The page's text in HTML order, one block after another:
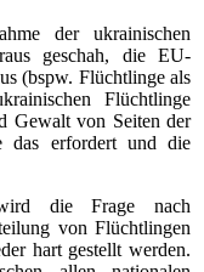
der ukrainischen
geschah, die EU-
(bspw. Flüchtlinge als
Flüchtlinge
Gewalt von Seiten der
das erfordert und die
die Frage nach
von Flüchtlingen
hart gestellt werden.